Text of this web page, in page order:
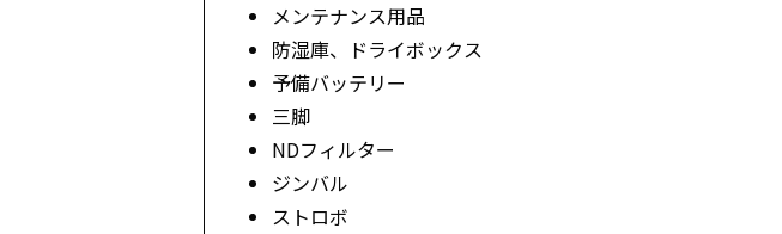
メンテナンス用品
防湿庫、ドライボックス
予備バッテリー
三脚
NDフィルター
ジンバル
ストロボ